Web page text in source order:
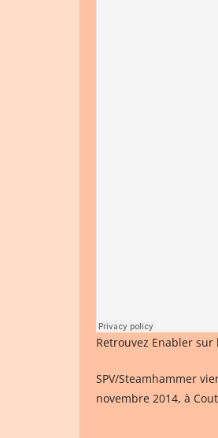
Retrouvez Enabler sur
SPV/Steamhammer
novembre 2014, à